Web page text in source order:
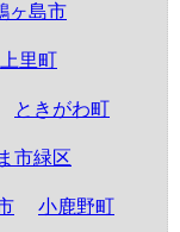
ヶ島市
上里町
ときがわ町
市緑区
小鹿野町